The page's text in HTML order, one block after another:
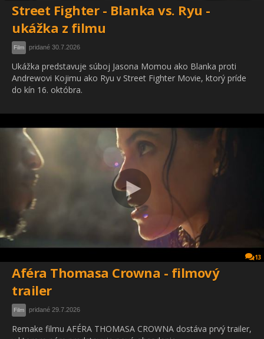
Street Fighter - Blanka vs. Ryu -
ukážka z filmu
Film pridané 30.7.2026
Ukážka predstavuje súboj Jasona Momou ako Blanka proti
Andrewovi Kojimu ako Ryu v Street Fighter Movie, ktorý príde
do kín 16. októbra.
13
Aféra Thomasa Crowna - filmový
trailer
Film pridané 29.7.2026
Remake filmu AFÉRA THOMASA CROWNA dostáva prvý trailer,